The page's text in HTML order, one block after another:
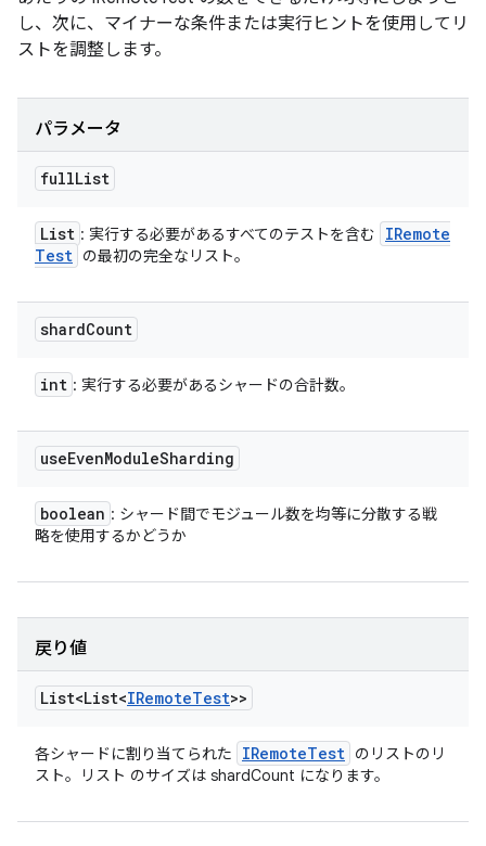
し、次に、マイナーな条件または実行ヒントを使用してリ
ストを調整します。
パラメータ
fullList
List : 実行する必要があるすべてのテストを含む
IRemote
Test の最初の完全なリスト。
shardCount
int : 実行する必要があるシャードの合計数。
useEvenModuleSharding
boolean : シャード間でモジュール数を均等に分散する戦
略を使用するかどうか
戻り値
List<List<IRemoteTest>>
各シャードに割り当てられた IRemoteTest のリストのリ
スト。リスト のサイズは shardCount になります。